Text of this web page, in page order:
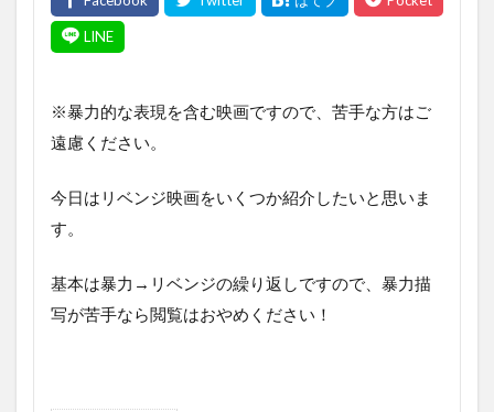
※暴力的な表現を含む映画ですので、苦手な方はご
遠慮ください。
今日はリベンジ映画をいくつか紹介したいと思いま
す。
基本は暴力→リベンジの繰り返しですので、暴力描
写が苦手なら閲覧はおやめください！